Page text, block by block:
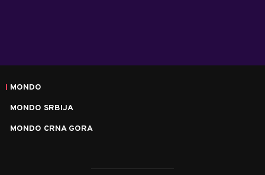
MONDO
MONDO SRBIJA
MONDO CRNA GORA